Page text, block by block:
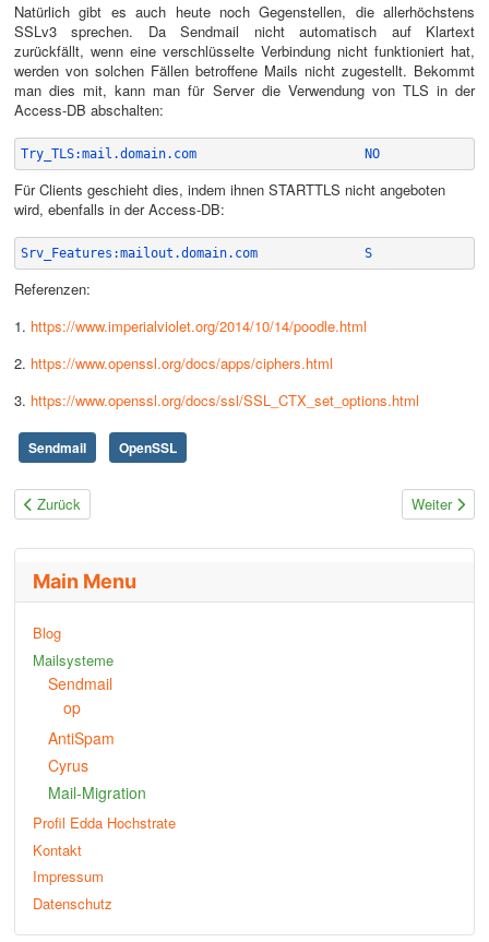
Natürlich gibt es auch heute noch Gegenstellen, die allerhöchstens
SSLv3 sprechen. Da Sendmail nicht automatisch auf Klartext
zurückfällt, wenn eine verschlüsselte Verbindung nicht funktioniert hat,
werden von solchen Fällen betroffene Mails nicht zugestellt. Bekommt
man dies mit, kann man für Server die Verwendung von TLS in der
Access-DB abschalten:
Try_TLS:mail.domain.com                      NO
Für Clients geschieht dies, indem ihnen STARTTLS nicht angeboten
wird, ebenfalls in der Access-DB:
Srv_Features:mailout.domain.com              S
Referenzen:
1. https://www.imperialviolet.org/2014/10/14/poodle.html
2. https://www.openssl.org/docs/apps/ciphers.html
3. https://www.openssl.org/docs/ssl/SSL_CTX_set_options.html
Sendmail OpenSSL
Vorheriger Beitrag: Perfect Forward Secrecy in Sendmail einrichten
Zurück Nächster
Weiter
Main Menu
Blog
Mailsysteme
Sendmail
op
AntiSpam
Cyrus
Mail-Migration
Profil Edda Hochstrate
Kontakt
Impressum
Datenschutz